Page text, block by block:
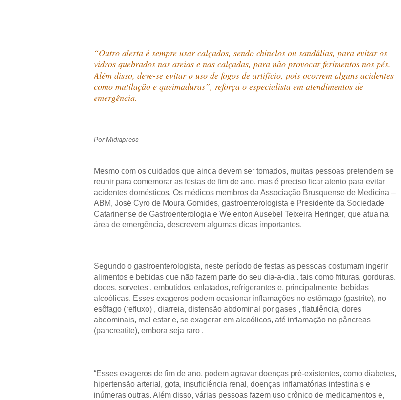
“Outro alerta é sempre usar calçados, sendo chinelos ou sandálias, para evitar os
vidros quebrados nas areias e nas calçadas, para não provocar ferimentos nos pés.
Além disso, deve-se evitar o uso de fogos de artifício, pois ocorrem alguns acidentes
como mutilação e queimaduras”, reforça o especialista em atendimentos de
emergência.
Por Midiapress
Mesmo com os cuidados que ainda devem ser tomados, muitas pessoas pretendem se
reunir para comemorar as festas de fim de ano, mas é preciso ficar atento para evitar
acidentes domésticos. Os médicos membros da Associação Brusquense de Medicina –
ABM, José Cyro de Moura Gomides, gastroenterologista e Presidente da Sociedade
Catarinense de Gastroenterologia e Welenton Ausebel Teixeira Heringer, que atua na
área de emergência, descrevem algumas dicas importantes.
Segundo o gastroenterologista, neste período de festas as pessoas costumam ingerir
alimentos e bebidas que não fazem parte do seu dia-a-dia , tais como frituras, gorduras,
doces, sorvetes , embutidos, enlatados, refrigerantes e, principalmente, bebidas
alcoólicas. Esses exageros podem ocasionar inflamações no estômago (gastrite), no
esôfago (refluxo) , diarreia, distensão abdominal por gases , flatulência, dores
abdominais, mal estar e, se exagerar em alcoólicos, até inflamação no pâncreas
(pancreatite), embora seja raro .
“Esses exageros de fim de ano, podem agravar doenças pré-existentes, como diabetes,
hipertensão arterial, gota, insuficiência renal, doenças inflamatórias intestinais e
inúmeras outras. Além disso, várias pessoas fazem uso crônico de medicamentos e,